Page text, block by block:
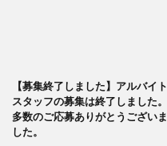
【募集終了しました】アルバイト
スタッフの募集は終了しました。
多数のご応募ありがとうございま
した。